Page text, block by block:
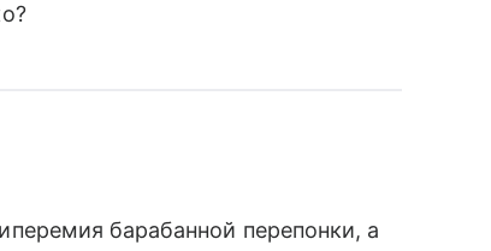
барабанной перепонки, а